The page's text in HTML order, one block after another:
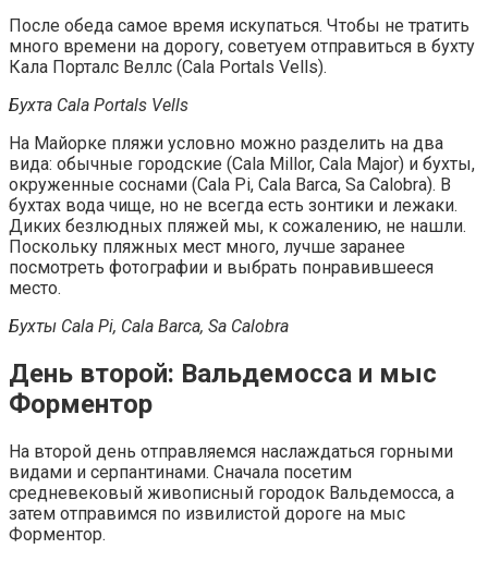
После обеда самое время искупаться. Чтобы не тратить
много времени на дорогу, советуем отправиться в бухту
Кала Порталс Веллс (Cala Portals Vells).
Бухта Cala Portals Vells
На Майорке пляжи условно можно разделить на два
вида: обычные городские (Cala Millor, Cala Major) и бухты,
окруженные соснами (Cala Pi, Cala Barca, Sa Calobra). В
бухтах вода чище, но не всегда есть зонтики и лежаки.
Диких безлюдных пляжей мы, к сожалению, не нашли.
Поскольку пляжных мест много, лучше заранее
посмотреть фотографии и выбрать понравившееся
место.
Бухты Cala Pi, Cala Barca, Sa Calobra
День второй: Вальдемосса и мыс
Форментор
На второй день отправляемся наслаждаться горными
видами и серпантинами. Сначала посетим
средневековый живописный городок Вальдемосса, а
затем отправимся по извилистой дороге на мыс
Форментор.